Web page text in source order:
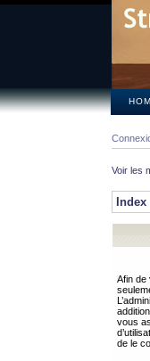
Voir les
Afin de
vous
de le